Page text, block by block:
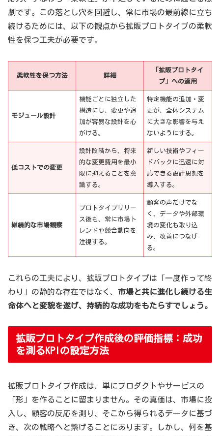
劇です。この落とし穴を回避し、常に市場の最前線に立ち
続けるためには、以下の観点から拡販プロトタイプの柔軟
性を保つ工夫が必要です。
柔軟性を保つ方法 詳細
「拡販プロトタイ
プ」への適用
モジュール設計
機能ごとに独立した
構造にし、変更や追
加が容易な設計を心
がける。
特定機能の追加・変
更が、全体システム
に大きな影響を与え
ないようにする。
低コストでの変更
設計段階から、将来
的な変更費用を最小
限に抑えることを意
識する。
新しい技術やフィー
ドバックに迅速に対
応できる設計思想を
導入する。
継続的な市場観察
プロトタイプリリー
ス後も、常に市場ト
レンドや競合動向を
注視する。
顧客の声だけでな
く、データや外部環
境の変化も取り込
み、改善につなげ
る。
これらの工夫により、拡販プロトタイプは「一度作って終
わり」の静的な存在ではなく、 市場と共に進化し続ける生
命体へと変貌を遂げ、持続的な成功をもたらすでしょう。
拡販プロトタイプ作成後の評価指標：成功
を測るKPIの設定方法
拡販プロトタイプ作成は、単にプロダクトやサービスの
「形」を作ることに留まりません。その真価は、市場に投
入し、顧客の反応を測り、そこから得られるデータに基づ
き、次の戦略へと繋げることにあります。しかし、何を基